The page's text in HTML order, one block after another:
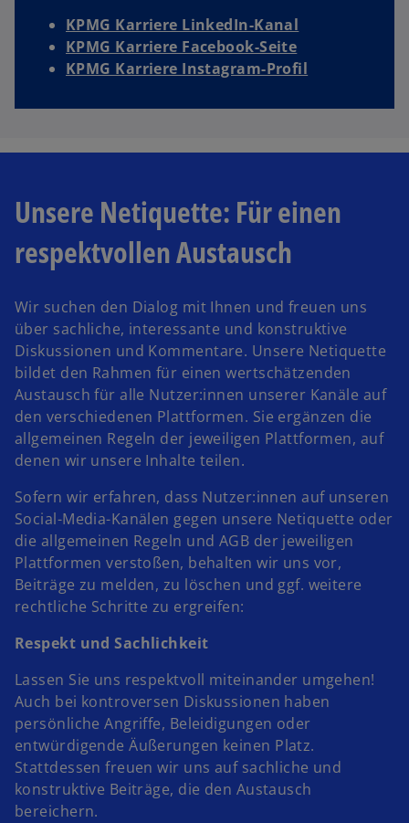
KPMG Karriere LinkedIn-Kanal
KPMG Karriere Facebook-Seite
KPMG Karriere Instagram-Profil
Unsere Netiquette: Für einen
respektvollen Austausch
Wir suchen den Dialog mit Ihnen und freuen uns
über sachliche, interessante und konstruktive
Diskussionen und Kommentare. Unsere Netiquette
bildet den Rahmen für einen wertschätzenden
Austausch für alle Nutzer:innen unserer Kanäle auf
den verschiedenen Plattformen. Sie ergänzen die
allgemeinen Regeln der jeweiligen Plattformen, auf
denen wir unsere Inhalte teilen.
Sofern wir erfahren, dass Nutzer:innen auf unseren
Social-Media-Kanälen gegen unsere Netiquette oder
die allgemeinen Regeln und AGB der jeweiligen
Plattformen verstoßen, behalten wir uns vor,
Beiträge zu melden, zu löschen und ggf. weitere
rechtliche Schritte zu ergreifen:
Respekt und Sachlichkeit
Lassen Sie uns respektvoll miteinander umgehen!
Auch bei kontroversen Diskussionen haben
persönliche Angriffe, Beleidigungen oder
entwürdigende Äußerungen keinen Platz.
Stattdessen freuen wir uns auf sachliche und
konstruktive Beiträge, die den Austausch
bereichern.